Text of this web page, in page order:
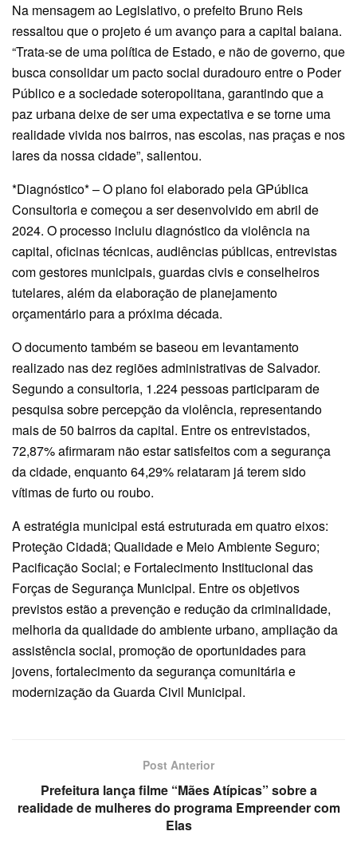
Na mensagem ao Legislativo, o prefeito Bruno Reis
ressaltou que o projeto é um avanço para a capital baiana.
“Trata-se de uma política de Estado, e não de governo, que
busca consolidar um pacto social duradouro entre o Poder
Público e a sociedade soteropolitana, garantindo que a
paz urbana deixe de ser uma expectativa e se torne uma
realidade vivida nos bairros, nas escolas, nas praças e nos
lares da nossa cidade”, salientou.
*Diagnóstico* – O plano foi elaborado pela GPública
Consultoria e começou a ser desenvolvido em abril de
2024. O processo incluiu diagnóstico da violência na
capital, oficinas técnicas, audiências públicas, entrevistas
com gestores municipais, guardas civis e conselheiros
tutelares, além da elaboração de planejamento
orçamentário para a próxima década.
O documento também se baseou em levantamento
realizado nas dez regiões administrativas de Salvador.
Segundo a consultoria, 1.224 pessoas participaram de
pesquisa sobre percepção da violência, representando
mais de 50 bairros da capital. Entre os entrevistados,
72,87% afirmaram não estar satisfeitos com a segurança
da cidade, enquanto 64,29% relataram já terem sido
vítimas de furto ou roubo.
A estratégia municipal está estruturada em quatro eixos:
Proteção Cidadã; Qualidade e Meio Ambiente Seguro;
Pacificação Social; e Fortalecimento Institucional das
Forças de Segurança Municipal. Entre os objetivos
previstos estão a prevenção e redução da criminalidade,
melhoria da qualidade do ambiente urbano, ampliação da
assistência social, promoção de oportunidades para
jovens, fortalecimento da segurança comunitária e
modernização da Guarda Civil Municipal.
Post Anterior
Prefeitura lança filme “Mães Atípicas” sobre a
realidade de mulheres do programa Empreender com
Elas